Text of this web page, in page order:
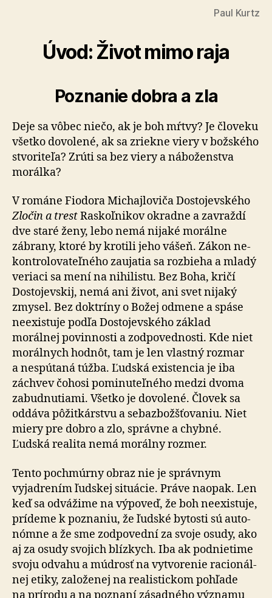
Paul Kurtz
Úvod: Život mimo raja
Poznanie dobra a zla
Deje sa vôbec niečo, ak je boh mŕtvy? Je človeku
všetko dovolené, ak sa zriekne viery v božského
stvoriteľa? Zrúti sa bez viery a náboženstva
morálka?
V románe Fiodora Michajloviča Dostojevského
Zločin a trestRaskoľnikov okradne a zavraždí
dve staré ženy, lebo nemá nijaké morálne
zábrany, ktoré by krotili jeho vášeň. Zákon ne­
kon­tro­lo­va­teľ­ného zaujatia sa rozbieha a mladý
veriaci sa mení na ni­hi­listu. Bez Boha, kričí
Dostojevskij, nemá ani život, ani svet nijaký
zmysel. Bez dok­trí­ny o Božej odmene a spáse
neexistuje podľa Dostojevského základ
morálnej povinnosti a zod­po­ved­nosti. Kde niet
morálnych hodnôt, tam je len vlastný rozmar
a ne­spú­taná túžba. Ľudská existencia je iba
záchvev čohosi po­mi­nu­teľ­ného medzi dvoma
zabudnutiami. Všetko je dovolené. Človek sa
oddáva pôžitkárstvu a seba­zbož­šťo­vaniu. Niet
miery pre dobro a zlo, správne a chybné.
Ľudská realita nemá morálny rozmer.
Tento pochmúrny obraz nie je správnym
vyjadrením ľudskej situácie. Práve naopak. Len
keď sa odvážime na vý­po­veď, že boh neexistuje,
prídeme k poznaniu, že ľudské bytosti sú auto­
nómne a že sme zod­po­vední za svoje osudy, ako
aj za osudy svojich blízkych. Iba ak pod­nie­time
svoju odvahu a múdrosť na vy­tvo­renie ra­cio­nál­
nej etiky, za­lo­že­nej na rea­lis­tickom pohľade
na prírodu a na poznaní zásadného významu